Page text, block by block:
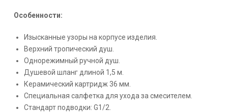
Особенности:
Изысканные узоры на корпусе изделия.
Верхний тропический душ.
Однорежимный ручной душ.
Душевой шланг длиной 1,5 м.
Керамический картридж 36 мм.
Специальная салфетка для ухода за смесителем.
Стандарт подводки: G1/2.